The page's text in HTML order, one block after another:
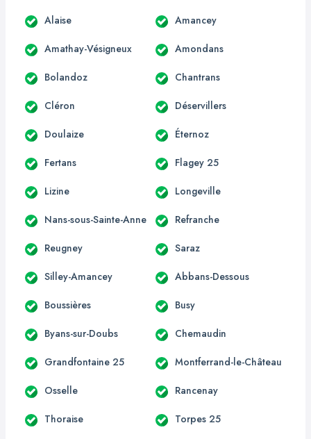
Alaise Amancey
Amathay-Vésigneux Amondans
Bolandoz Chantrans
Cléron Déservillers
Doulaize Éternoz
Fertans Flagey 25
Lizine Longeville
Nans-sous-Sainte-Anne Refranche
Reugney Saraz
Silley-Amancey Abbans-Dessous
Boussières Busy
Byans-sur-Doubs Chemaudin
Grandfontaine 25 Montferrand-le-Château
Osselle Rancenay
Thoraise Torpes 25